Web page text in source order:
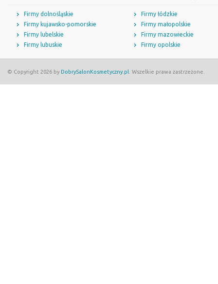
Firmy dolnośląskie
Firmy kujawsko-pomorskie
Firmy lubelskie
Firmy lubuskie
Firmy łódzkie
Firmy małopolskie
Firmy mazowieckie
Firmy opolskie
© Copyright 2026 by DobrySalonKosmetyczny.pl . Wszelkie prawa zastrzeżone.